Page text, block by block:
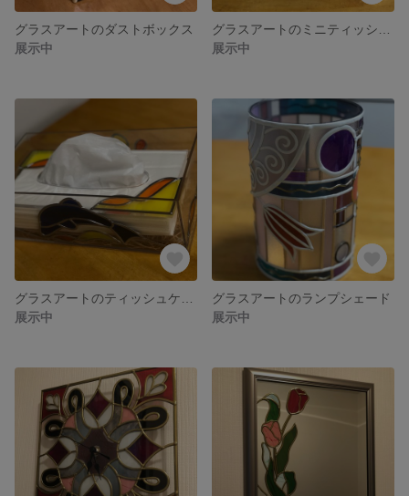
グラスアートのダストボックス
展示中
展示中
展示中
グラスアートのランプシェード
展示中